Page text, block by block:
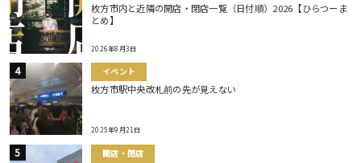
枚方市内と近隣の開店・閉店一覧（日付順）2026【ひらつーま
とめ】
2026年8月3日
イベント
枚方市駅中央改札前の先が見えない
2025年9月21日
開店・閉店